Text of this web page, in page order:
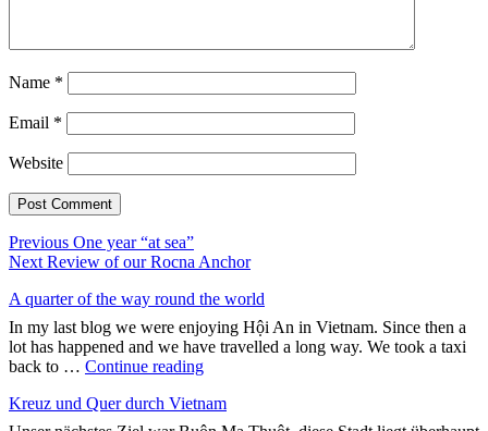
Name *
Email *
Website
Post
navigation
Previous Previous
post:
One year “at sea”
Next Next
Review of our Rocna Anchor
A quarter of the way round the world
In my last blog we were enjoying Hội An in Vietnam. Since then a
lot has happened and we have travelled a long way. We took a taxi
back to … Continue reading"A
of
the
Kreuz und Quer durch Vietnam